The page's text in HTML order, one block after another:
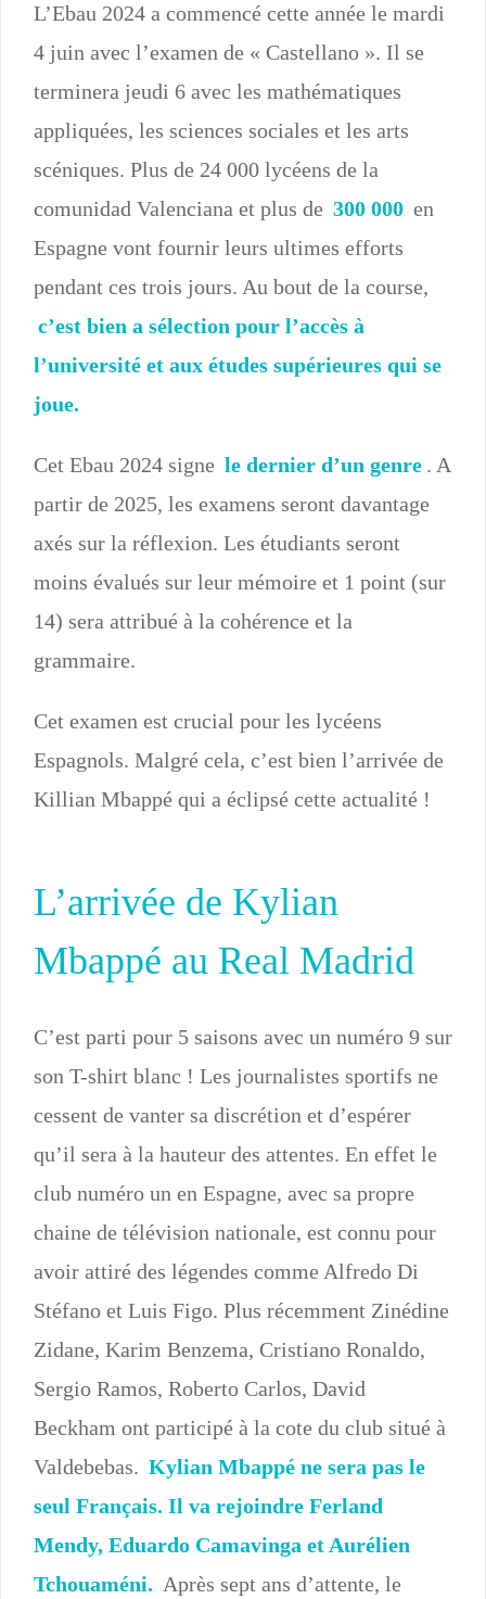
L’Ebau 2024 a commencé cette année le mardi
4 juin avec l’examen de « Castellano ». Il se
terminera jeudi 6 avec les mathématiques
appliquées, les sciences sociales et les arts
scéniques. Plus de 24 000 lycéens de la
comunidad Valenciana et plus de 300 000 en
Espagne vont fournir leurs ultimes efforts
pendant ces trois jours. Au bout de la course,
c’est bien a sélection pour l’accès à
l’université et aux études supérieures qui se
joue.
Cet Ebau 2024 signe le dernier d’un genre . A
partir de 2025, les examens seront davantage
axés sur la réflexion. Les étudiants seront
moins évalués sur leur mémoire et 1 point (sur
14) sera attribué à la cohérence et la
grammaire.
Cet examen est crucial pour les lycéens
Espagnols. Malgré cela, c’est bien l’arrivée de
Killian Mbappé qui a éclipsé cette actualité !
L’arrivée de Kylian
Mbappé au Real Madrid
C’est parti pour 5 saisons avec un numéro 9 sur
son T-shirt blanc ! Les journalistes sportifs ne
cessent de vanter sa discrétion et d’espérer
qu’il sera à la hauteur des attentes. En effet le
club numéro un en Espagne, avec sa propre
chaine de télévision nationale, est connu pour
avoir attiré des légendes comme Alfredo Di
Stéfano et Luis Figo. Plus récemment Zinédine
Zidane, Karim Benzema, Cristiano Ronaldo,
Sergio Ramos, Roberto Carlos, David
Beckham ont participé à la cote du club situé à
Valdebebas. Kylian Mbappé ne sera pas le
seul Français. Il va rejoindre Ferland
Mendy, Eduardo Camavinga et Aurélien
Tchouaméni. Après sept ans d’attente, le